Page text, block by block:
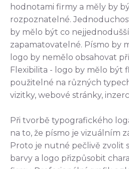
hodnotami firmy a měly by
rozpoznatelné.
by mělo být co
zapamatovatelné. Písmo by
logo by nemělo obsahovat
Flexibilita - logo by mělo být
použitelné na různých
vizitky, webové stránky,
Při tvorbě typografického
na to, že písmo je vizuálním
Proto je nutné pečlivě zvolit
barvy a logo přizpůsobit